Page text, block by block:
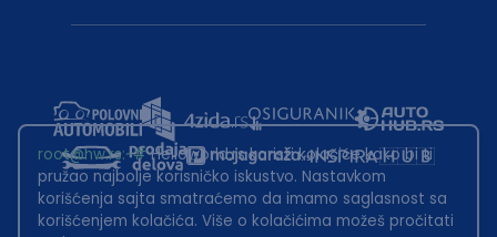
root@hw.rs:~#Helloworld.rs koristi kolačiće kako bi ti
pružao najbolje korisničko iskustvo. Nastavkom
korišćenja sajta smatraćemo da imamo saglasnost sa
korišćenjem kolačića. Više o kolačićima možeš pročitati